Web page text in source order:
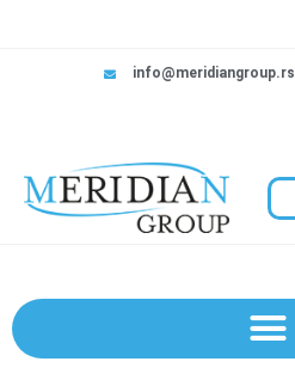
info@meridiangroup.rs